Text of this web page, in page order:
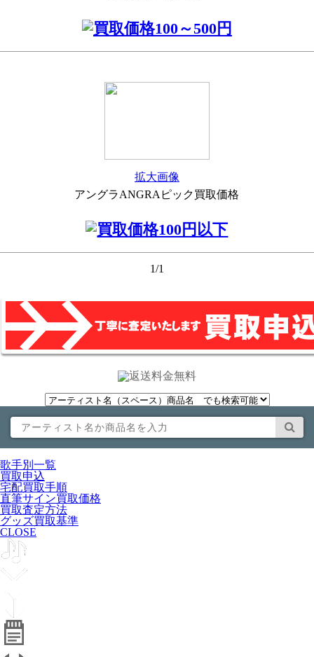
拡大画像
アングラANGRAピック買取価格
1/1
歌手別一覧
買取申込
宅配買取手順
直筆サイン買取価格
買取査定方法
グッズ買取基準
CLOSE